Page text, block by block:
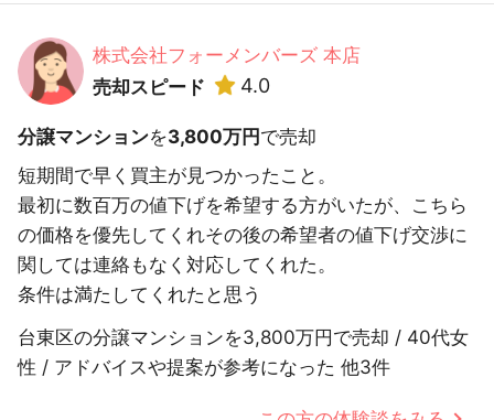
株式会社フォーメンバーズ 本店
売却スピード
4.0
分譲マンションを3,800万円で売却
短期間で早く買主が見つかったこと。
最初に数百万の値下げを希望する方がいたが、こちら
の価格を優先してくれその後の希望者の値下げ交渉に
関しては連絡もなく対応してくれた。
条件は満たしてくれたと思う
台東区の分譲マンションを3,800万円で売却 / 40代女
性 / アドバイスや提案が参考になった 他3件